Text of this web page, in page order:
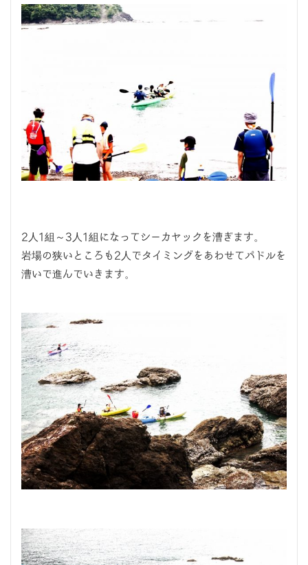
2人1組～3人1組になってシーカヤックを漕ぎます。
岩場の狭いところも2人でタイミングをあわせてパドルを
漕いで進んでいきます。